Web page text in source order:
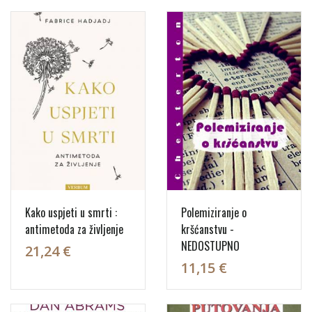
Kako uspjeti u smrti :
antimetoda za življenje
21,24 €
Polemiziranje o
kršćanstvu -
NEDOSTUPNO
11,15 €